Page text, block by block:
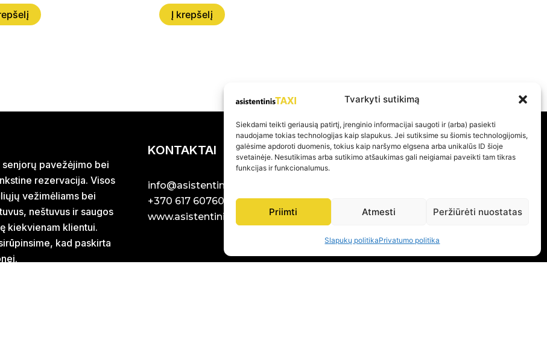
Tvarkyti sutikimą
Siekdami teikti geriausią patirtį, įrenginio informacijai saugoti ir (arba) pasiekti
naudojame tokias technologijas kaip slapukus. Jei sutiksime su šiomis technologijomis,
galėsime apdoroti duomenis, tokius kaip naršymo elgsena arba unikalūs ID šioje
svetainėje. Nesutikimas arba sutikimo atšaukimas gali neigiamai paveikti tam tikras
funkcijas ir funkcionalumus.
Priimti Atmesti Peržiūrėti nuostatas
Slapukų politikaPrivatumo politika
Į krepšelį
pavežėjimo bei
rezervacija. Visos
vežimėliams bei
neštuvus ir saugos
kiekvienam klientui.
kad paskirta
KONTAKTAI PAGALBA
info@asistentinistaxi.lt
+370 617 60760
www.asistentinistaxi.lt
Prekių grąžinimas ir garantijos